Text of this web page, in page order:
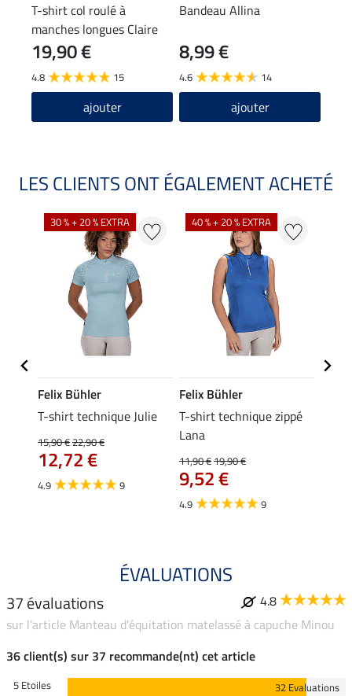
T-shirt col roulé à
manches longues Claire
19,90 €
4.8 15
ajouter
Bandeau Allina
8,99 €
4.6 14
ajouter
LES CLIENTS ONT ÉGALEMENT ACHETÉ
30 % + 20 % EXTRA
Felix Bühler
T-shirt technique Julie
15,90 €22,90 €
12,72 €
4.9 9
40 % + 20 % EXTRA
Felix Bühler
T-shirt technique zippé
Lana
11,90 €19,90 €
9,52 €
4.9 9
ÉVALUATIONS
37 évaluations
4.8
sur l'article Manteau d'équitation matelassé à capuche Minou
36 client(s) sur 37 recommande(nt) cet article
5 Etoiles
32 Evaluations